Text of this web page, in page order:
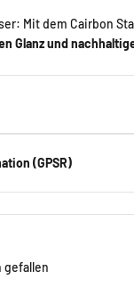
Mit dem Cairbon
Glanz und
(GPSR)